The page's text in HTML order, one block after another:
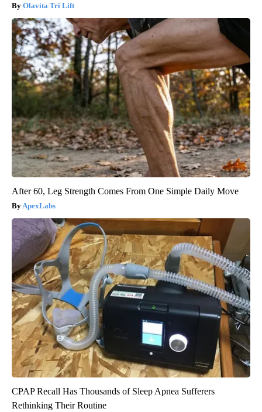
Olavita Tri Lift
After 60, Leg Strength Comes From One Simple Daily Move
ApexLabs
CPAP Recall Has Thousands of Sleep Apnea Sufferers
Rethinking Their Routine